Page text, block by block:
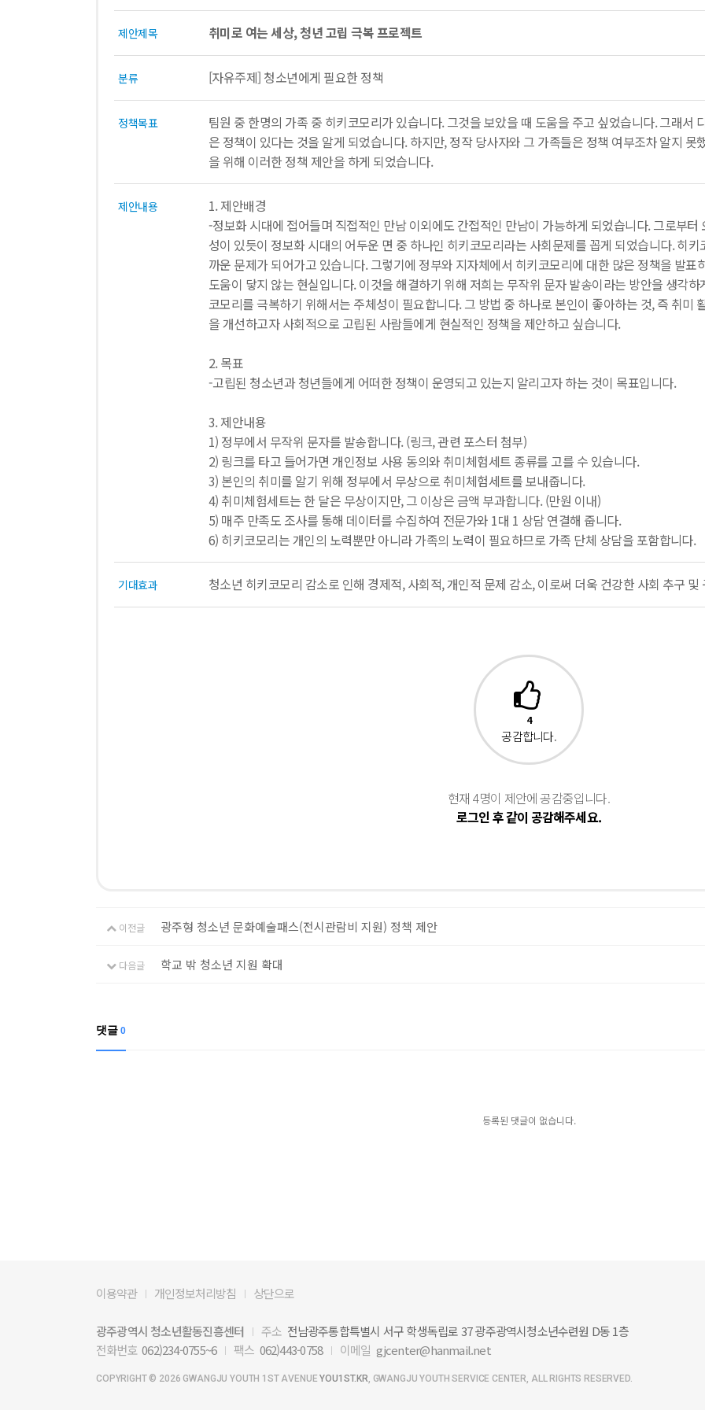
제안제목 취미로 여는 세상, 청년 고립 극복 프로젝트
분류 [자유주제] 청소년에게 필요한 정책
정책목표
팀원 중 한명의 가족 중 히키코모리가 있습니다. 그것을 보았을 때 도움을 주고 싶었습니다. 그래서
은 정책이 있다는 것을 알게 되었습니다. 하지만, 정작 당사자와 그 가족들은 정책 여부조차 알지
을 위해 이러한 정책 제안을 하게 되었습니다.
제안내용
1. 제안배경
-정보화 시대에 접어들며 직접적인 만남 이외에도 간접적인 만남이 가능하게 되었습니다. 그로부
성이 있듯이 정보화 시대의 어두운 면 중 하나인 히키코모리라는 사회문제를 꼽게 되었습니다. 히
까운 문제가 되어가고 있습니다. 그렇기에 정부와 지자체에서 히키코모리에 대한 많은 정책을 발
도움이 닿지 않는 현실입니다. 이것을 해결하기 위해 저희는 무작위 문자 발송이라는 방안을 생각
코모리를 극복하기 위해서는 주체성이 필요합니다. 그 방법 중 하나로 본인이 좋아하는 것, 즉 취미
을 개선하고자 사회적으로 고립된 사람들에게 현실적인 정책을 제안하고 싶습니다.
2. 목표
-고립된 청소년과 청년들에게 어떠한 정책이 운영되고 있는지 알리고자 하는 것이 목표입니다.
3. 제안내용
1) 정부에서 무작위 문자를 발송합니다. (링크, 관련 포스터 첨부)
2) 링크를 타고 들어가면 개인정보 사용 동의와 취미체험세트 종류를 고를 수 있습니다.
3) 본인의 취미를 알기 위해 정부에서 무상으로 취미체험세트를 보내줍니다.
4) 취미체험세트는 한 달은 무상이지만, 그 이상은 금액 부과합니다. (만원 이내)
5) 매주 만족도 조사를 통해 데이터를 수집하여 전문가와 1대 1 상담 연결해 줍니다.
6) 히키코모리는 개인의 노력뿐만 아니라 가족의 노력이 필요하므로 가족 단체 상담을 포함합니다.
기대효과 청소년 히키코모리 감소로 인해 경제적, 사회적, 개인적 문제 감소, 이로써 더욱 건강한 사회 추구 및
4
공감합니다.
현재 4명이 제안에 공감중입니다.
로그인 후 같이 공감해주세요.
이전글 광주형 청소년 문화예술패스(전시관람비 지원) 정책 제안
다음글 학교 밖 청소년 지원 확대
댓글 0
등록된 댓글이 없습니다.
이용약관 개인정보처리방침 상단으로
광주광역시 청소년활동진흥센터 주소 전남광주통합특별시 서구 학생독립로 37 광주광역시청소년수련원 D동 1층
전화번호 062)234-0755~6 팩스 062)443-0758 이메일 gjcenter@hanmail.net
COPYRIGHT © 2026 GWANGJU YOUTH 1ST AVENUEYOU1ST.KR, GWANGJU YOUTH SERVICE CENTER, ALL RIGHTS RESERVED.